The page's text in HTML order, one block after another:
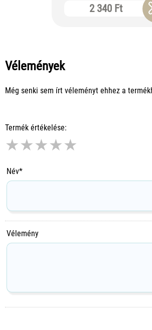
2 340 Ft
Vélemények
Még senki sem írt véleményt ehhez a
Termék értékelése:
★★★★★
Név*
Vélemény